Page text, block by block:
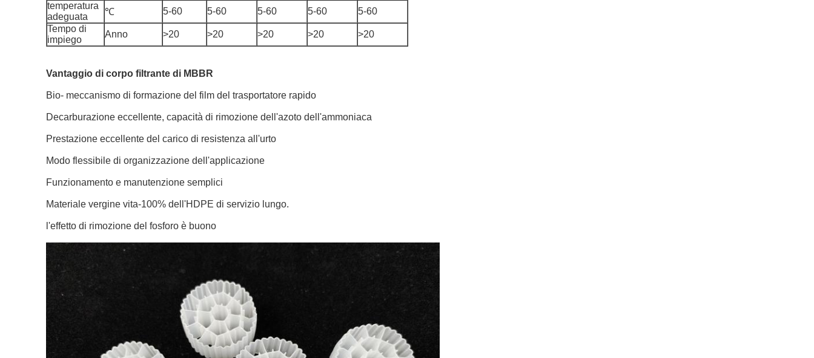
temperatura
adeguata
℃ 5-60 5-60 5-60 5-60
5-60
Tempo di
impiego
Anno >20 >20 >20 >20 >20
Vantaggio di corpo filtrante di MBBR
Bio- meccanismo di formazione del film del trasportatore rapido
Decarburazione eccellente, capacità di rimozione dell'azoto dell'ammoniaca
Prestazione eccellente del carico di resistenza all'urto
Modo flessibile di organizzazione dell'applicazione
Funzionamento e manutenzione semplici
Materiale vergine vita-100% dell'HDPE di servizio lungo.
l'effetto di rimozione del fosforo è buono